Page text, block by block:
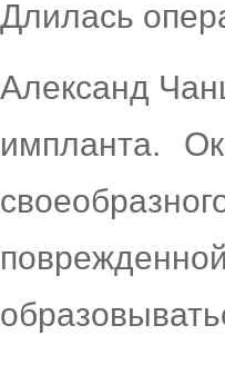
Длилась
Александ
импланта.